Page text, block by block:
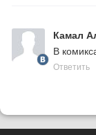
Камал
В
Ответить